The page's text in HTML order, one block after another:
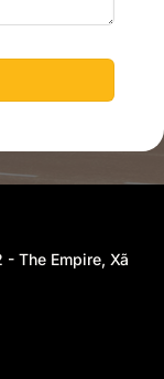
The Empire, Xã